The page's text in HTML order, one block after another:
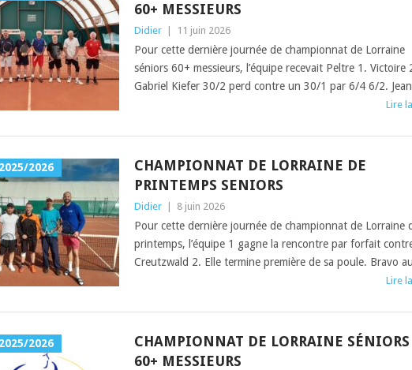
60+ MESSIEURS
Didier 11 juin 2026
Pour cette dernière journée de championnat de Lorraine
séniors 60+ messieurs, l’équipe recevait Peltre 1. Victoire
Gabriel Kiefer 30/2 perd contre un 30/1 par 6/4 6/2.
Lire
2026
CHAMPIONNAT DE LORRAINE DE
PRINTEMPS SENIORS
Didier 8 juin 2026
Pour cette dernière journée de championnat de Lorraine
printemps, l’équipe 1 gagne la rencontre par forfait
Creutzwald 2. Elle termine première de sa poule. Bravo
Lire
2026
CHAMPIONNAT DE LORRAINE SÉNIORS
60+ MESSIEURS